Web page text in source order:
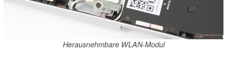
Herausnehmbare WLAN-Modul